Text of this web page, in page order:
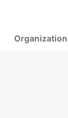
Organization